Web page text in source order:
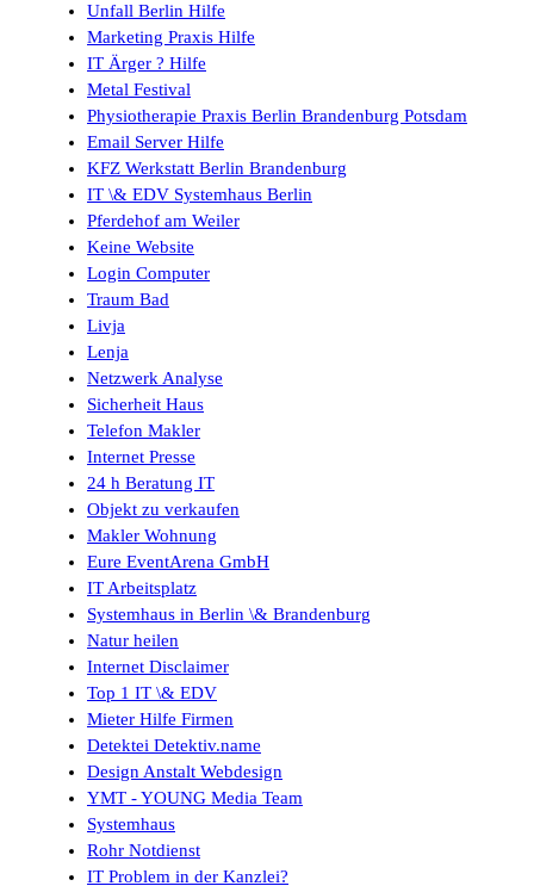
Unfall Berlin Hilfe
Marketing Praxis Hilfe
IT Ärger ? Hilfe
Metal Festival
Physiotherapie Praxis Berlin Brandenburg Potsdam
Email Server Hilfe
KFZ Werkstatt Berlin Brandenburg
IT \& EDV Systemhaus Berlin
Pferdehof am Weiler
Keine Website
Login Computer
Traum Bad
Livja
Lenja
Netzwerk Analyse
Sicherheit Haus
Telefon Makler
Internet Presse
24 h Beratung IT
Objekt zu verkaufen
Makler Wohnung
Eure EventArena GmbH
IT Arbeitsplatz
Systemhaus in Berlin \& Brandenburg
Natur heilen
Internet Disclaimer
Top 1 IT \& EDV
Mieter Hilfe Firmen
Detektei Detektiv.name
Design Anstalt Webdesign
YMT - YOUNG Media Team
Systemhaus
Rohr Notdienst
IT Problem in der Kanzlei?